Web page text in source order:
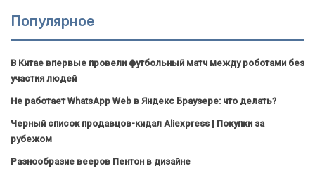
Популярное
В Китае впервые провели футбольный матч между роботами без
участия людей
Не работает WhatsApp Web в Яндекс Браузере: что делать?
Черный список продавцов-кидал Aliexpress | Покупки за
рубежом
Разнообразие вееров Пентон в дизайне